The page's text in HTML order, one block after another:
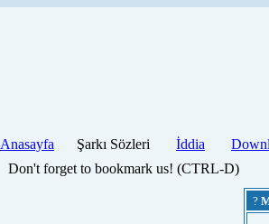
Anasayfa Şarkı Sözleri İddia
Don't forget to bookmark us! (CTRL-D)
?